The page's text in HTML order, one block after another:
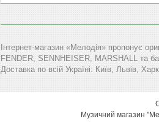
Інтернет-магазин «Мелодія» пропонує
FENDER, SENNHEISER, MARSHALL та
Доставка по всій Україні: Київ, Львів,